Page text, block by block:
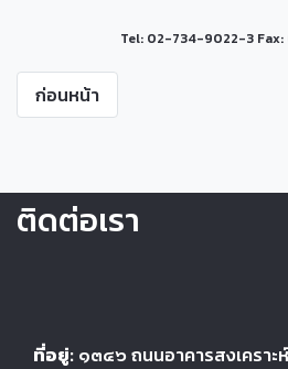
Tel: 02-734-9022-3
ก่อนหน้า
ติดต่อเรา
ที่อยู่: ๑๓๔๖ ถนนอาคารสงเคราะ